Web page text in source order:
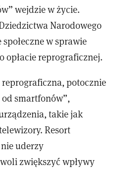
wejdzie w życie.
Narodowego
w sprawie
opłacie reprograficznej.
potocznie
smartfonów”,
takie jak
Resort
uderzy
zwiększyć wpływy